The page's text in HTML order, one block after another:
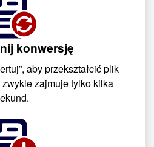
konwersję
aby przekształcić plik
zajmuje tylko kilka